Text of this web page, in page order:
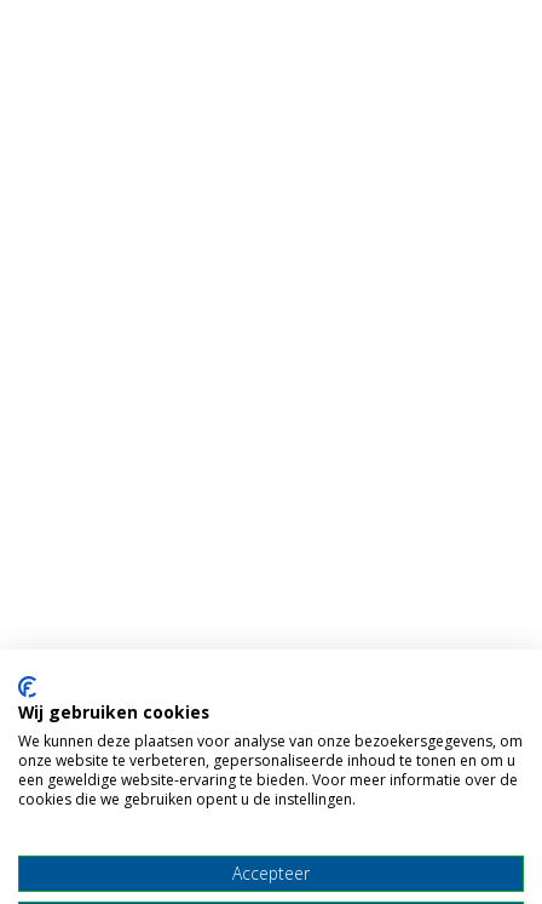
Wij gebruiken cookies
We kunnen deze plaatsen voor analyse van onze bezoekersgegevens, om
onze website te verbeteren, gepersonaliseerde inhoud te tonen en om u
een geweldige website-ervaring te bieden. Voor meer informatie over de
cookies die we gebruiken opent u de instellingen.
Accepteer